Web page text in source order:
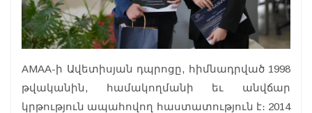
AMAA-ի Ավետիսյան դպրոցը, հիմնադրված 1998
թվականին, համակողմանի եւ անվճար
կրթություն ապահովող հաստատություն է։ 2014